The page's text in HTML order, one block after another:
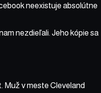
neexistuje absolútne
nezdieľali. Jeho kópie sa
Muž v meste Cleveland